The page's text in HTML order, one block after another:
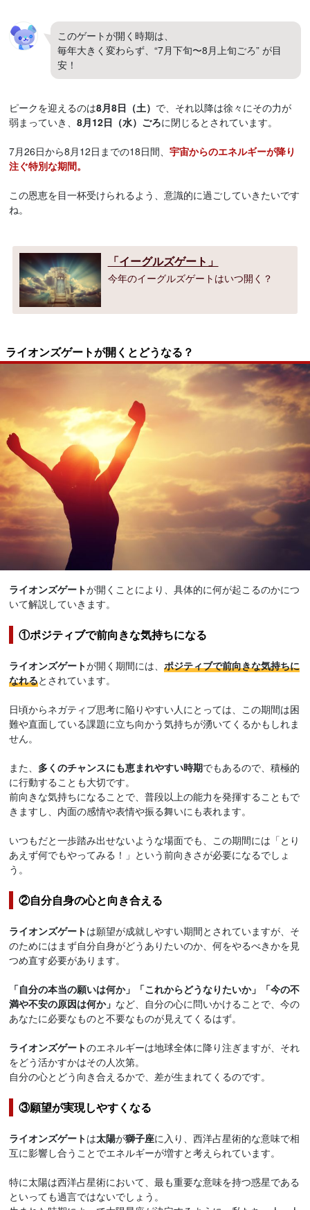
このゲートが開く時期は、
毎年大きく変わらず、“7月下旬〜8月上旬ごろ” が目
安！
ピークを迎えるのは8月8日（土） で、それ以降は徐々にその力が
弱まっていき、8月12日（水）ごろに閉じるとされています。
7月26日から8月12日までの18日間、宇宙からのエネルギーが降り
注ぐ特別な期間。
この恩恵を目一杯受けられるよう、意識的に過ごしていきたいです
ね。
「イーグルズゲート」
今年のイーグルズゲートはいつ開く？
ライオンズゲートが開くとどうなる？
ライオンズゲートが開くことにより、具体的に何が起こるのかにつ
いて解説していきます。
①ポジティブで前向きな気持ちになる
ライオンズゲートが開く期間には、ポジティブで前向きな気持ちに
なれるとされています。
日頃からネガティブ思考に陥りやすい人にとっては、この期間は困
難や直面している課題に立ち向かう気持ちが湧いてくるかもしれま
せん。
また、 多くのチャンスにも恵まれやすい時期でもあるので、積極的
に行動することも大切です。
前向きな気持ちになることで、普段以上の能力を発揮することもで
きますし、内面の感情や表情や振る舞いにも表れます。
いつもだと一歩踏み出せないような場面でも、この期間には「とり
あえず何でもやってみる！」という前向きさが必要になるでしょ
う。
②自分自身の心と向き合える
ライオンズゲートは願望が成就しやすい期間とされていますが、そ
のためにはまず自分自身がどうありたいのか、何をやるべきかを見
つめ直す必要があります。
「自分の本当の願いは何か」「これからどうなりたいか」「今の不
満や不安の原因は何か」 など、自分の心に問いかけることで、今の
あなたに必要なものと不要なものが見えてくるはず。
ライオンズゲートのエネルギーは地球全体に降り注ぎますが、それ
をどう活かすかはその人次第。
自分の心とどう向き合えるかで、差が生まれてくるのです。
③願望が実現しやすくなる
ライオンズゲートは太陽が獅子座に入り、西洋占星術的な意味で相
互に影響し合うことでエネルギーが増すと考えられています。
特に太陽は西洋占星術において、最も重要な意味を持つ惑星である
といっても過言ではないでしょう。